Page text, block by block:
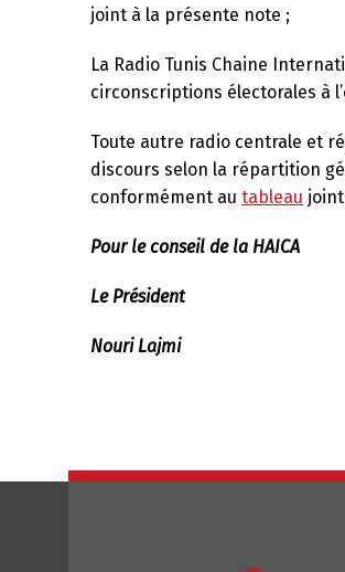
joint à la présente note ;
La Radio Tunis Chaine
circonscriptions électorales à
Toute autre radio centrale et
discours selon la répartition
conformément au tableau
Pour le conseil de la HAICA
Le Président
Nouri Lajmi